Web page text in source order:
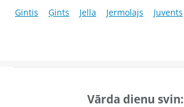
Gintis Ģints Jella Jermolajs Juvents
Vārda dienu svin: